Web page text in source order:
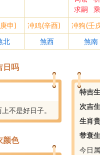
求嗣
申) 冲鸡(辛酉) 冲狗(壬
北 煞西 煞南
日吗
上不是好日子。
颜色
特吉
次吉
生肖
带衰
今日